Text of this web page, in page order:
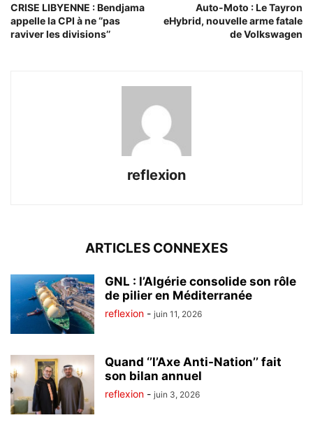
CRISE LIBYENNE : Bendjama
appelle la CPI à ne ‘’pas
raviver les divisions’’
Auto-Moto : Le Tayron
eHybrid, nouvelle arme fatale
de Volkswagen
reflexion
ARTICLES CONNEXES
GNL : l’Algérie consolide son rôle
de pilier en Méditerranée
reflexion - juin 11, 2026
Quand ‘’l’Axe Anti-Nation’’ fait
son bilan annuel
reflexion - juin 3, 2026